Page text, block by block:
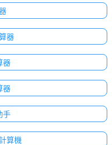
器
器
器
手
算機